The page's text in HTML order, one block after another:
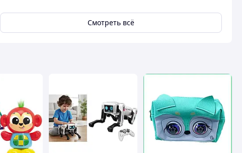
Смотреть всё